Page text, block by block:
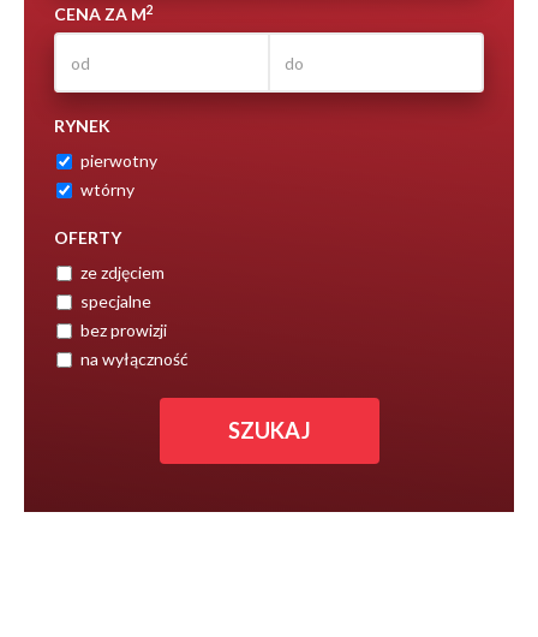
CENA ZA M2
RYNEK
pierwotny
wtórny
OFERTY
ze zdjęciem
specjalne
bez prowizji
na wyłączność